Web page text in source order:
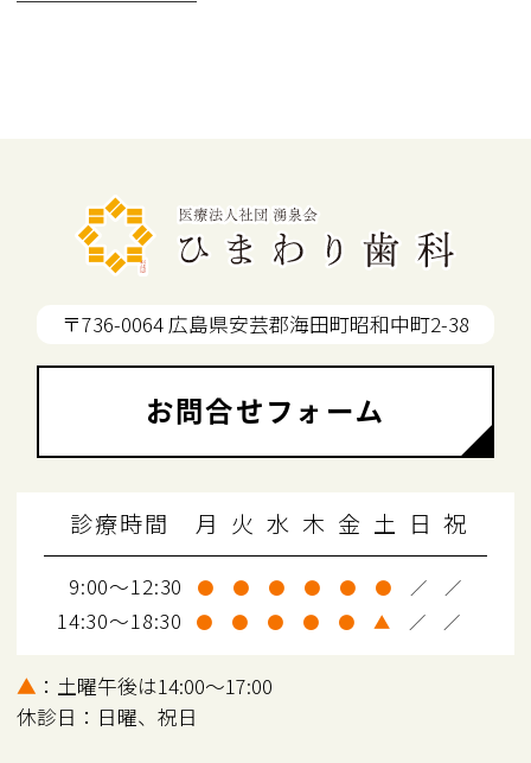
〒736-0064 広島県安芸郡海田町昭和中町2-38
お問合せフォーム
診療時間 月 火 水 木 金 土 日 祝
9:00～12:30 ● ● ● ● ● ● ／ ／
14:30～18:30 ● ● ● ● ● ▲ ／ ／
▲ ：土曜午後は14:00～17:00
休診日：日曜、祝日